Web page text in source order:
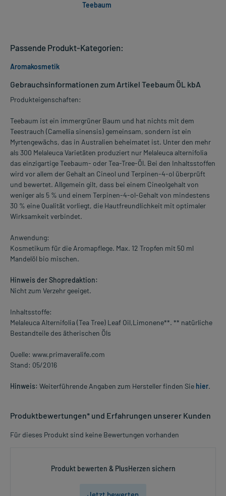
Teebaum
Gebrauchsinformationen zum Artikel Teebaum ÖL kbA
Produkteigenschaften:
Teebaum ist ein immergrüner Baum und hat nichts mit dem
Teestrauch (Camellia sinensis) gemeinsam, sondern ist ein
Myrtengewächs, das in Australien beheimatet ist. Unter den mehr
als 300 Melaleuca Varietäten produziert nur Melaleuca alternifolia
das einzigartige Teebaum- oder Tea-Tree-Öl. Bei den Inhaltsstoffen
wird vor allem der Gehalt an Cineol und Terpinen-4-ol überprüft
und bewertet. Allgemein gilt, dass bei einem Cineolgehalt von
weniger als 5 % und einem Terpinen-4-ol-Gehalt von mindestens
30 % eine Qualität vorliegt, die Hautfreundlichkeit mit optimaler
Wirksamkeit verbindet.
Anwendung:
Kosmetikum für die Aromapflege. Max. 12 Tropfen mit 50 ml
Mandelöl bio mischen.
Hinweis der Shopredaktion:
Nicht zum Verzehr geeiget.
Inhaltsstoffe:
Melaleuca Alternifolia (Tea Tree) Leaf Oil,Limonene**. ** natürliche
Bestandteile des ätherischen Öls
Quelle: www.primaveralife.com
Stand: 05/2016
Hinweis: Weiterführende Angaben zum Hersteller finden Sie hier.
Produktbewertungen* und Erfahrungen unserer Kunden
Für dieses Produkt sind keine Bewertungen vorhanden
Produkt bewerten & PlusHerzen sichern
Passende Produkt-Kategorien:
Aromakosmetik